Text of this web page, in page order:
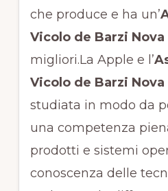
che produce e ha un’
Vicolo de Barzi Nova
migliori.La Apple e l’
Vicolo de Barzi Nova
studiata in modo da
una competenza
prodotti e sistemi
conoscenza delle